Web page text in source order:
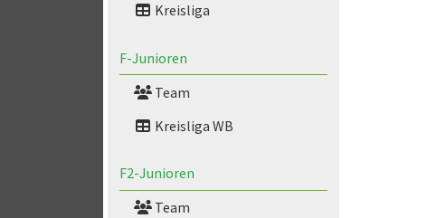
Kreisliga
F-Junioren
Team
Kreisliga WB
F2-Junioren
Team